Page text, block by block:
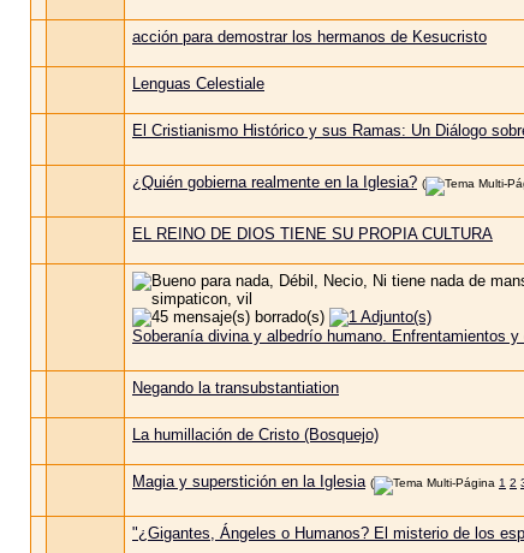
acción para demostrar los hermanos de Kesucristo
Lenguas Celestiale
El Cristianismo Histórico y sus Ramas: Un Diálogo
¿Quién gobierna realmente en la Iglesia? (
EL REINO DE DIOS TIENE SU PROPIA CULTURA
Soberanía divina y albedrío humano. Enfrentamientos y
Negando la transubstantiation
La humillación de Cristo (Bosquejo)
Magia y superstición en la Iglesia ( 1 2
"¿Gigantes, Ángeles o Humanos? El misterio de los